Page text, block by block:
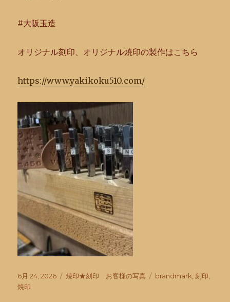
#大阪玉造
オリジナル刻印、オリジナル焼印の製作はこちら
https://www.yakikoku510.com/
投
稿
6月 24, 2026
カ
焼印★刻印 お客様の写真
タ
brandmark ,刻印
焼印